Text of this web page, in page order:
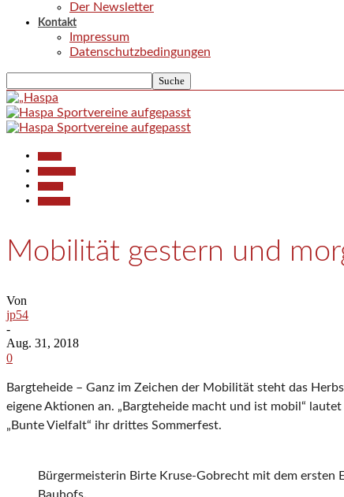
Der Newsletter
Kontakt
Impressum
Datenschutzbedingungen
Mobilität gestern und
Von
jp54
-
Aug. 31, 2018
0
Bargteheide – Ganz im Zeichen der Mobilität steht das
eigene Aktionen an. „Bargteheide macht und ist mobil“
„Bunte Vielfalt“ ihr drittes Sommerfest.
Bürgermeisterin Birte Kruse-Gobrecht mit dem ersten